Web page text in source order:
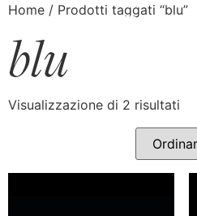
Home / Prodotti taggati “blu”
blu
Visualizzazione di 2 risultati